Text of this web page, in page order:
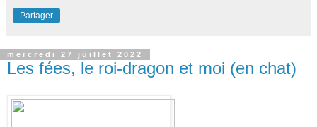
Partager
mercredi 27 juillet 2022
Les fées, le roi-dragon et moi (en chat)